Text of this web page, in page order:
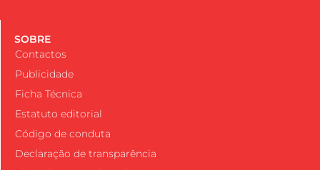
SOBRE
Contactos
Publicidade
Ficha Técnica
Estatuto editorial
Código de conduta
Declaração de transparência